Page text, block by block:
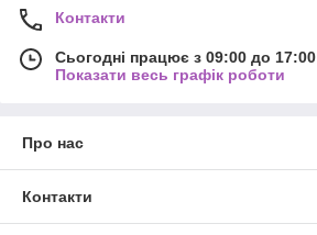
Контакти
Сьогодні працює з 09:00 до 17:00
Показати весь графік роботи
Про нас
Контакти